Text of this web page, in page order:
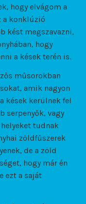
hogy elvágom a
a konklúzió
kést megszavazni,
hogy
a kések terén is.
műsorokban
amik nagyon
kések kerülnek fel
serpenyők, vagy
tudnak
zöldfűszerek
de a zöld
hogy már én
ezt a saját